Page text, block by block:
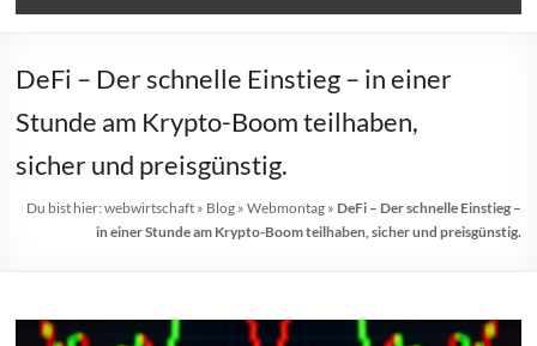
|
unternehmen
DeFi – Der schnelle Einstieg – in einer
Stunde am Krypto-Boom teilhaben,
sicher und preisgünstig.
Du bist hier: webwirtschaft» Blog» Webmontag» DeFi – Der schnelle Einstieg –
in einer Stunde am Krypto-Boom teilhaben, sicher und preisgünstig.